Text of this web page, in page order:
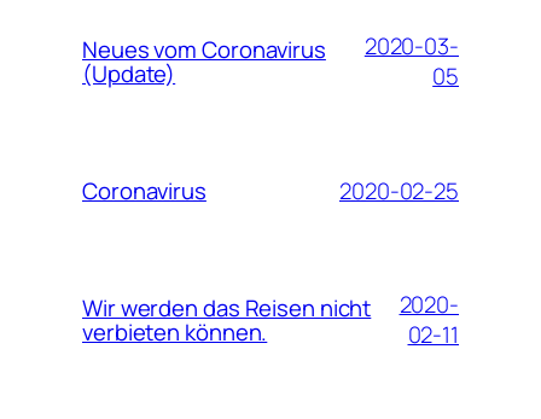
Neues vom Coronavirus
(Update)
2020-03-
05
Coronavirus 2020-02-25
Wir werden das Reisen nicht
verbieten können.
2020-
02-11